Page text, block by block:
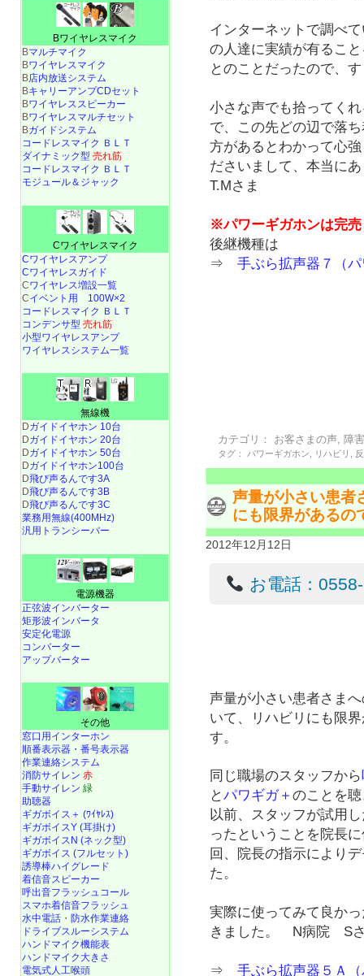
インターネットで調べ
の人達に実績が有るこ
とのことだったので、
小さな声でも拾ってく
で、この先どの辺で落
方があるとわかって心
ださいまして、本当に
T.Mさま
※パワーギガホンは完
後継機種は
⇒手ぶら拡声器７（
カテゴリ： お客さまの声 障
タグ： パワーギガホン リハビリ
声量が小さい患者
にも限界があるの
2012年12月12日
お電話：
声量が小さい患者さま
いて、リハビリにも限
す。
同じ職場のスタッフから
とパワギガ＋のことを
以前、スタッフが試用
ったということを院長
回、院長の指示により
た。
実際に使ってみて良か
きました。 N病院 S
⇒手ぶら拡声器５Ａ
Bワイヤレスマイク
Bマルチマイク
Bワイヤレスマイク
B店内放送システム
BキャリーアンプCDセット
Bワイヤレススピーカー
Bワイヤレスマルチセット
Bガイドシステム
コードレスマイク ＢＬＴ
ダイナミック型 売れ筋
コードレスマイク ＢＬＴ
モジュール＆ジャック
Cワイヤレスマイク
Cワイヤレスアンプ
Cワイヤレスガイド
Cワイヤレス増設一覧
Cイベント用 100W×2
コードレスマイク ＢＬＴ
コンデンサ型 売れ筋
小型ワイヤレスアンプ
ワイヤレスシステム一覧
無線機
Dガイドイヤホン 10台
Dガイドイヤホン 20台
Dガイドイヤホン 50台
Dガイドイヤホン100台
D飛び声るんです3A
D飛び声るんです3B
D飛び声るんです3C
業務用無線(400MHz)
汎用トランシーバー
電源機器
正弦波インバーター
矩形波インバータ
安定化電源
コンバーター
アップバーター
その他
窓口用インターホン
順番表示器・番号表示器
作業連絡システム
消防サイレン 赤
手動サイレン 緑
助聴器
ギガボイス＋ (ﾜｲﾔﾚｽ)
ギガボイスY (耳掛け)
ギガボイスN (ネック型)
ギガボイス (フルセット)
誘導棒ハイグレード
着信音スピーカー
呼出音フラッシュコール
スマホ着信音フラッシュ
水中電話 ・ 防水作業連絡
ドライブスルーシステム
ハンドマイク機能表
ハンドマイク大きさ
電気式人工喉頭